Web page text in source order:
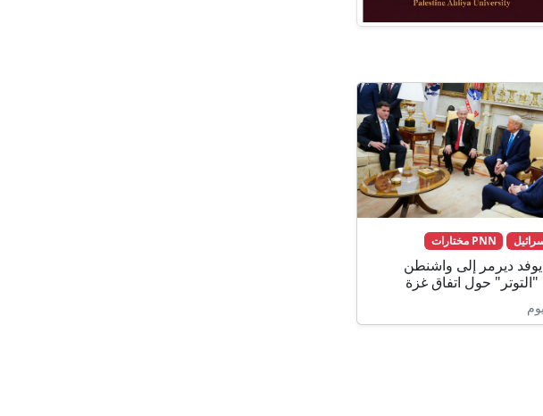
PNN مختارات
يوفد ديرمر إلى واشنطن
"التوتر" حول اتفاق غزة